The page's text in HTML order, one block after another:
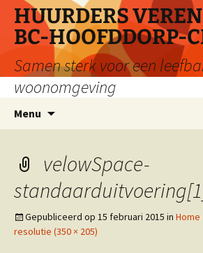
naar
inhoud
HUURDERS
BC-HOOFDDORP-
Samen sterk voor een
woonomgeving
Menu
velowSpace-
Gepubliceerd op 15 februari 2015 in Home
resolutie (350 × 205)